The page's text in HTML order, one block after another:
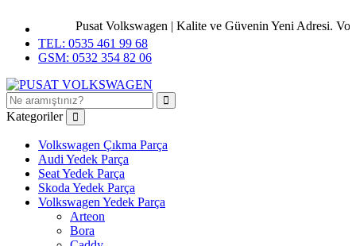
Pusat Volkswagen | Kalite ve Güvenin Yeni Adresi.
TEL: 0535 461 99 68
GSM: 0532 354 82 06
Kategoriler
Volkswagen Çıkma Parça
Audi Yedek Parça
Seat Yedek Parça
Skoda Yedek Parça
Volkswagen Yedek Parça
Arteon
Bora